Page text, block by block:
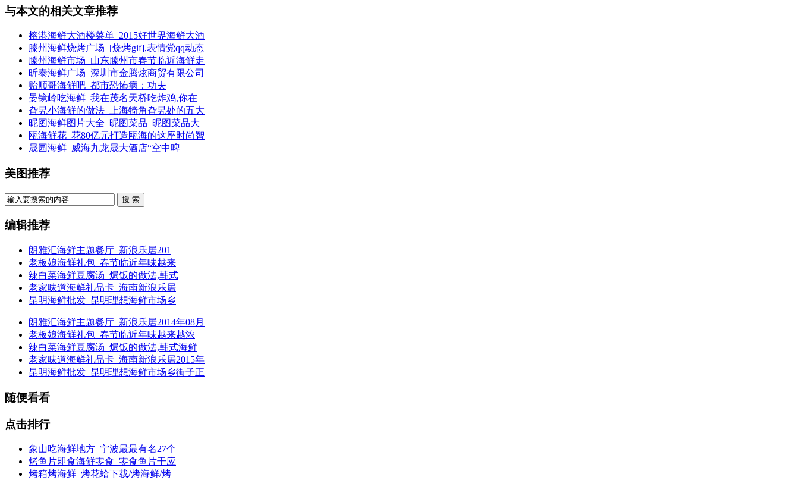
与本文的相关文章推荐
榕港海鲜大酒楼菜单_2015好世界海鲜大酒
滕州海鲜烧烤广场_[烧烤gif],表情党qq动态
滕州海鲜市场_山东滕州市春节临近海鲜走
昕泰海鲜广场_深圳市金腾炫商贸有限公司
贻顺哥海鲜吧_都市恐怖病：功夫
晏镜岭吃海鲜_我在茂名天桥吃炸鸡,你在
旮旯小海鲜的做法_上海犄角旮旯处的五大
昵图海鲜图片大全_昵图菜品_昵图菜品大
瓯海鲜花_花80亿元打造瓯海的这座时尚智
晟园海鲜_威海九龙晟大酒店“空中啤
美图推荐
搜 索
编辑推荐
朗雅汇海鲜主题餐厅_新浪乐居201
老板娘海鲜礼包_春节临近年味越来
辣白菜海鲜豆腐汤_焗饭的做法,韩式
老家味道海鲜礼品卡_海南新浪乐居
昆明海鲜批发_昆明理想海鲜市场乡
朗雅汇海鲜主题餐厅_新浪乐居2014年08月
老板娘海鲜礼包_春节临近年味越来越浓
辣白菜海鲜豆腐汤_焗饭的做法,韩式海鲜
老家味道海鲜礼品卡_海南新浪乐居2015年
昆明海鲜批发_昆明理想海鲜市场乡街子正
随便看看
点击排行
象山吃海鲜地方_宁波最最有名27个
烤鱼片即食海鲜零食_零食鱼片干应
烤箱烤海鲜_烤花蛤下载/烤海鲜/烤